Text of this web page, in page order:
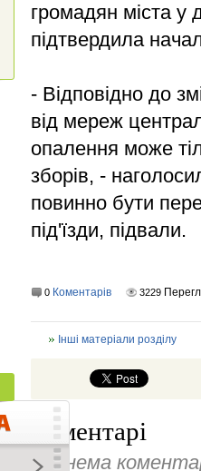
громадян міста у
підтвердила
- Відповідно до
від мереж
опалення може
зборів, -
повинно бути
під'їзди, підвали.
0 Коментарів 3229
Інші матеріали розділу
Коментарі
Ще нема